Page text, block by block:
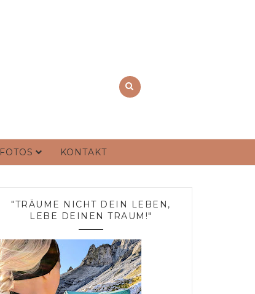
FOTOS KONTAKT
"TRÄUME NICHT DEIN LEBEN,
LEBE DEINEN TRAUM!"